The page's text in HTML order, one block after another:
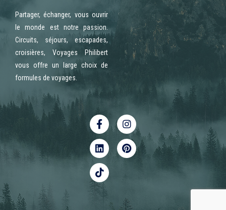
Partager, échanger, vous ouvrir
le monde est notre passion.
Circuits, séjours, escapades,
croisières, Voyages Philibert
vous offre un large choix de
formules de voyages.